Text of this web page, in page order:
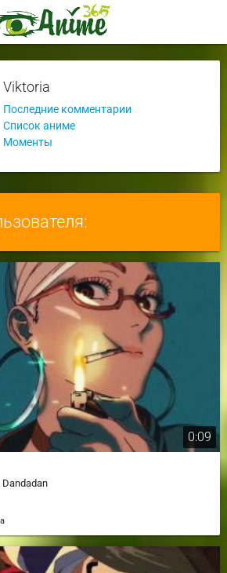
Viktoria
Последние комментарии
Список аниме
Моменты
0:09